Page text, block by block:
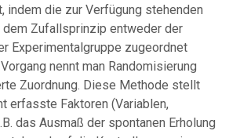
indem die zur Verfügung stehenden
dem Zufallsprinzip entweder der
Experimentalgruppe zugeordnet
nennt man Randomisierung
Zuordnung. Diese Methode stellt
erfasste Faktoren (Variablen,
das Ausmaß der spontanen Erholung